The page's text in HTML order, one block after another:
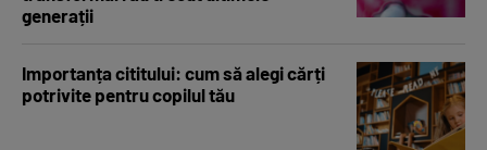
generații
Importanța cititului: cum să alegi cărți
potrivite pentru copilul tău